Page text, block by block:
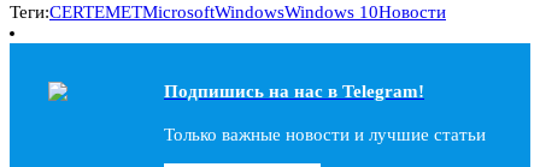
Теги:CERTEMETMicrosoftWindowsWindows 10Новости
Подпишись на наc в Telegram!
Только важные новости и лучшие статьи